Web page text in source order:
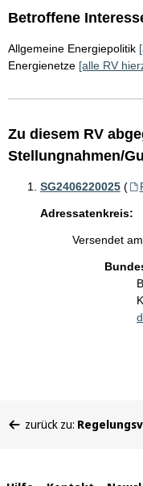
Betroffene
Allgemeine Energiepolitik
Energienetze [alle RV
Zu diesem RV
Stellungnahmen/
SG2406220025 (
Adressatenkreis:
Versendet
befinden
zurück zu: